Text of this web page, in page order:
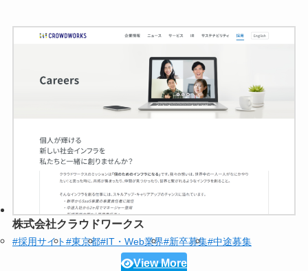
株式会社クラウドワークス
#採用サイト#東京都#IT・Web業界#新卒募集#中途募集
View More